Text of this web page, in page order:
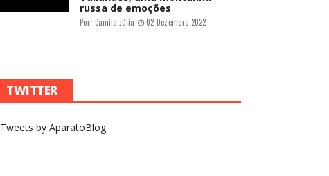
russa de emoções
Por: Camila Júlia 02 Dezembro 2022
TWITTER
Tweets by AparatoBlog